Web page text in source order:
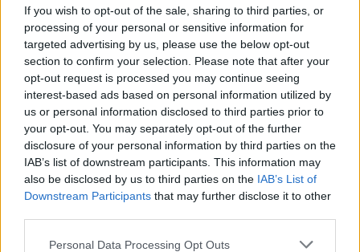
If you wish to opt-out of the sale, sharing to third parties, or
processing of your personal or sensitive information for
targeted advertising by us, please use the below opt-out
section to confirm your selection. Please note that after your
opt-out request is processed you may continue seeing
interest-based ads based on personal information utilized by
us or personal information disclosed to third parties prior to
your opt-out. You may separately opt-out of the further
disclosure of your personal information by third parties on the
IAB’s list of downstream participants. This information may
also be disclosed by us to third parties on the IAB’s List of
Downstream Participants that may further disclose it to other
Please note that this website/app uses one or more Google
Personal Data Processing Opt Outs
6% σε σχέση με πέρυσι», δήλωσε η υπουργός Νίκη
Κεραμέως σημειώνοντας ότι η αύξηση είναι 35% σε
σχέση με το 2019.
Ερωτήσεις και απαντήσεις για τον
κατώτατο μισθό
Μέσα από μία σειρά χρηστικών βίντεο που
δημοσίευσε στα κοινωνικά της δίκτυα, η υπουργός